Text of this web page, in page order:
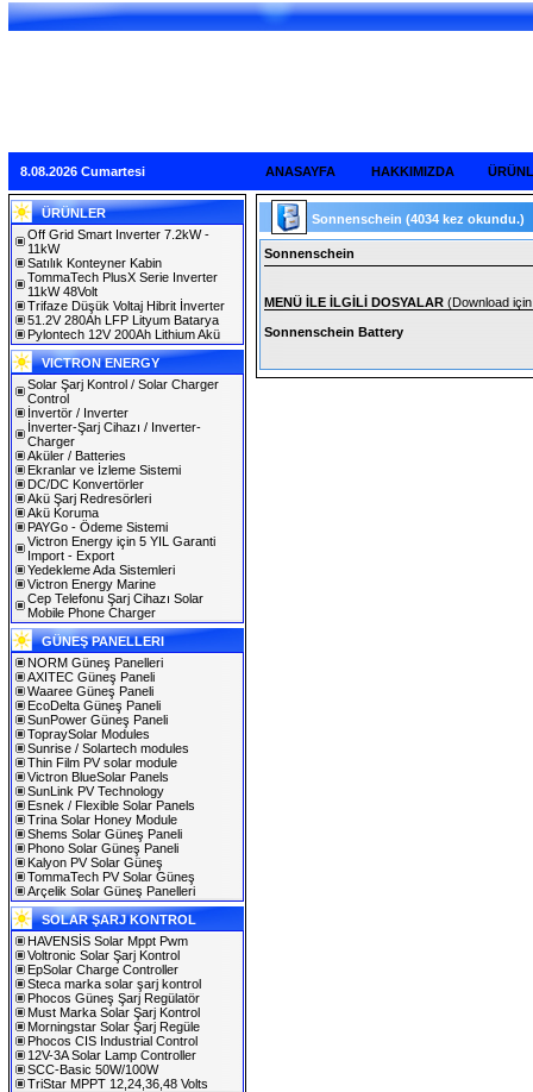
8.08.2026 Cumartesi ANASAYFA HAKKIMIZDA
ÜRÜNLER
Off Grid Smart Inverter 7.2kW -
11kW
Satılık Konteyner Kabin
TommaTech PlusX Serie Inverter
11kW 48Volt
Trifaze Düşük Voltaj Hibrit İnverter
51.2V 280Ah LFP Lityum Batarya
Pylontech 12V 200Ah Lithium Akü
VICTRON ENERGY
Solar Şarj Kontrol / Solar Charger
Control
İnvertör / Inverter
İnverter-Şarj Cihazı / Inverter-
Charger
Aküler / Batteries
Ekranlar ve İzleme Sistemi
DC/DC Konvertörler
Akü Şarj Redresörleri
Akü Koruma
PAYGo - Ödeme Sistemi
Victron Energy için 5 YIL Garanti
Import - Export
Yedekleme Ada Sistemleri
Victron Energy Marine
Cep Telefonu Şarj Cihazı Solar
Mobile Phone Charger
GÜNEŞ PANELLERI
NORM Güneş Panelleri
AXITEC Güneş Paneli
Waaree Güneş Paneli
EcoDelta Güneş Paneli
SunPower Güneş Paneli
TopraySolar Modules
Sunrise / Solartech modules
Thin Film PV solar module
Victron BlueSolar Panels
SunLink PV Technology
Esnek / Flexible Solar Panels
Trina Solar Honey Module
Shems Solar Güneş Paneli
Phono Solar Güneş Paneli
Kalyon PV Solar Güneş
TommaTech PV Solar Güneş
Arçelik Solar Güneş Panelleri
SOLAR ŞARJ KONTROL
HAVENSİS Solar Mppt Pwm
Voltronic Solar Şarj Kontrol
EpSolar Charge Controller
Steca marka solar şarj kontrol
Phocos Güneş Şarj Regülatör
Must Marka Solar Şarj Kontrol
Morningstar Solar Şarj Regüle
Phocos CIS Industrial Control
12V-3A Solar Lamp Controller
SCC-Basic 50W/100W
TriStar MPPT 12,24,36,48 Volts
Sonnenschein (4034 kez okundu.)
Sonnenschein
MENÜ İLE İLGİLİ DOSYALAR (Download
Sonnenschein Battery